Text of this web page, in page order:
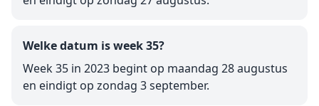
Welke datum is week 35?
Week 35 in 2023 begint op maandag 28 augustus
en eindigt op zondag 3 september.